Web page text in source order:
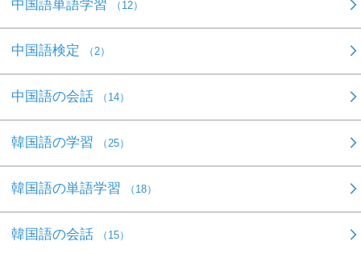
中国語単語学習 （12）
中国語検定 （2）
中国語の会話 （14）
韓国語の学習 （25）
韓国語の単語学習 （18）
韓国語の会話 （15）